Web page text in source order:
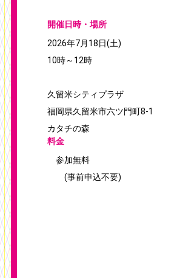
開催日時・場所
2026年7月18日(土)
10時～12時
久留米シティプラザ
福岡県久留米市六ツ門町8-1
カタチの森
料金
参加無料
(事前申込不要)